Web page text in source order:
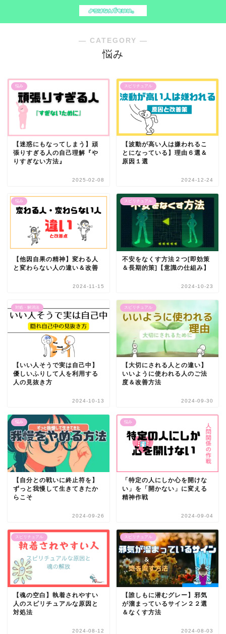
― CATEGORY ―
悩み
悩み
【迷惑にもなってしまう】頑
張りすぎる人の自己理解『や
りすぎない方法』
2025-02-08
スピリチュアル
【波動が高い人は嫌われるこ
とになっている】理由６選＆
原因１選
2024-12-24
悩み
【他因自果の精神】変わる人
と変わらない人の違い＆改善
2024-11-15
スピリチュアル
不安をなくす方法２つ[即効策
＆長期的策]【意識の仕組み】
2024-10-23
対処・解消法
【いい人そうで実は自己中】
優しいふりして人を利用する
人の見抜き方
2024-10-13
スピリチュアル
【大切にされる人との違い】
いいように使われる人のご法
度＆改善方法
2024-09-30
悩み
【自分との戦いに終止符を】
ずっと我慢して生きてきたか
らこそ
2024-09-26
悩み
「特定の人にしか心を開けな
い」を「開かない」に変える
精神作戦
2024-09-04
スピリチュアル
【魂の空白】執着されやすい
人のスピリチュアルな原因と
対処法
2024-08-12
スピリチュアル
【誰しもに潜むグレー】邪気
が溜まっているサイン２２選
＆なくす方法
2024-08-03